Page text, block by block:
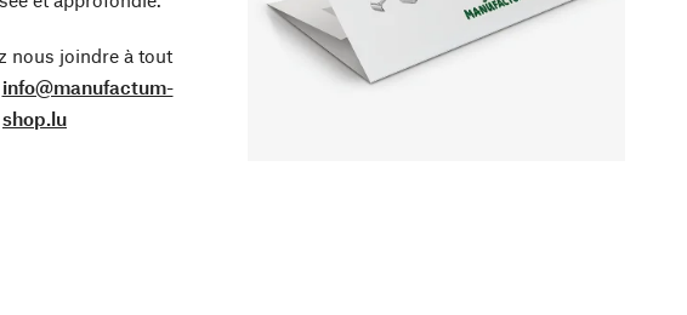
nous joindre à tout
info@manufactum-
shop.lu